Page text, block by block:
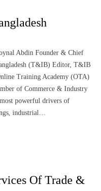
Abdin Founder & Chief
(T&IB) Editor, T&IB
Training Academy (OTA)
of Commerce & Industry
powerful drivers of
industrial…
Of Trade &